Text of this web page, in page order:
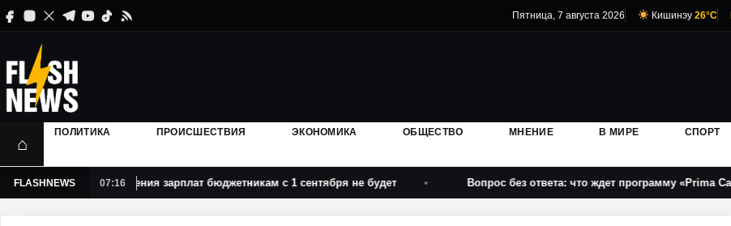
Пятница, 7 августа 2026 Кишинэу 26°C
⌂
ПОЛИТИКА ПРОИСШЕСТВИЯ ЭКОНОМИКА ОБЩЕСТВО МНЕНИЕ В МИРЕ СПОРТ
FLASHNEWS 07:16
повышения зарплат бюджетникам с 1 сентября не будет Вопрос без ответа: что ждет программу «Prima Casă»